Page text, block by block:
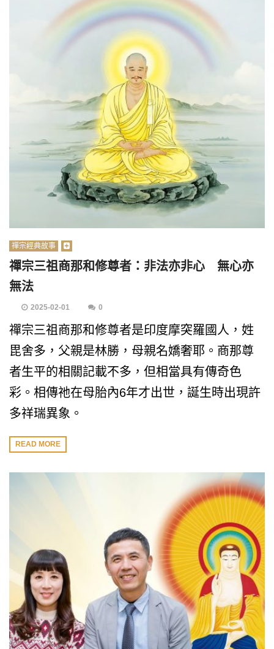
禪宗經典故事
禪宗三祖商那和修尊者：非法亦非心 無心亦
無法
2025-02-01 0
禪宗三祖商那和修尊者是印度摩突羅國人，姓
毘舍多，父親是林勝，母親名嬌奢耶。商那尊
者生平的相關記載不多，但相當具有傳奇色
彩。相傳祂在母胎內6年才出世，誕生時出現許
多祥瑞異象。
READ MORE